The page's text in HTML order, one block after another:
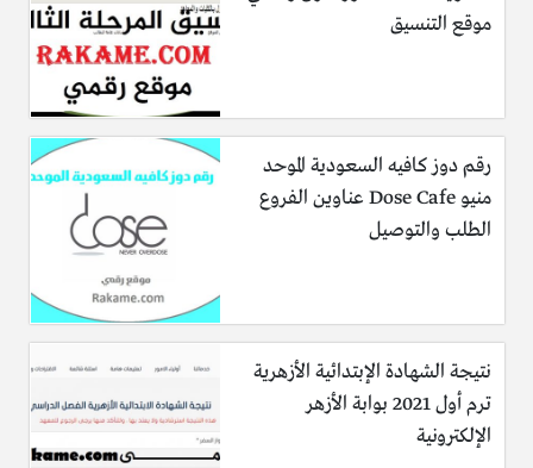
موقع التنسيق
رقم دوز كافيه السعودية الموحد
منيو Dose Cafe عناوين الفروع
الطلب والتوصيل
نتيجة الشهادة الإبتدائية الأزهرية
ترم أول 2021 بوابة الأزهر
الإلكترونية